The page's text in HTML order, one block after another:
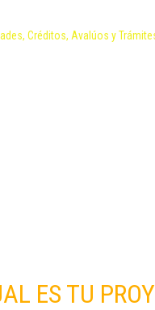
Créditos, Avalúos y
ES TU